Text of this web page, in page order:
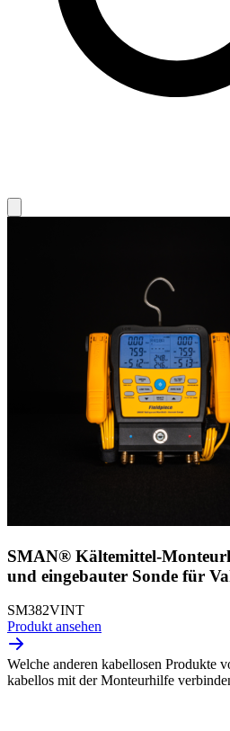
SMAN® Kältemittel-
und eingebauter Sonde für
SM382VINT
Produkt ansehen
Welche anderen kabellosen Produkte
kabellos mit der Monteurhilfe